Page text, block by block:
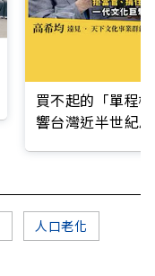
買不起的「單程
響台灣近半世紀
人口老化